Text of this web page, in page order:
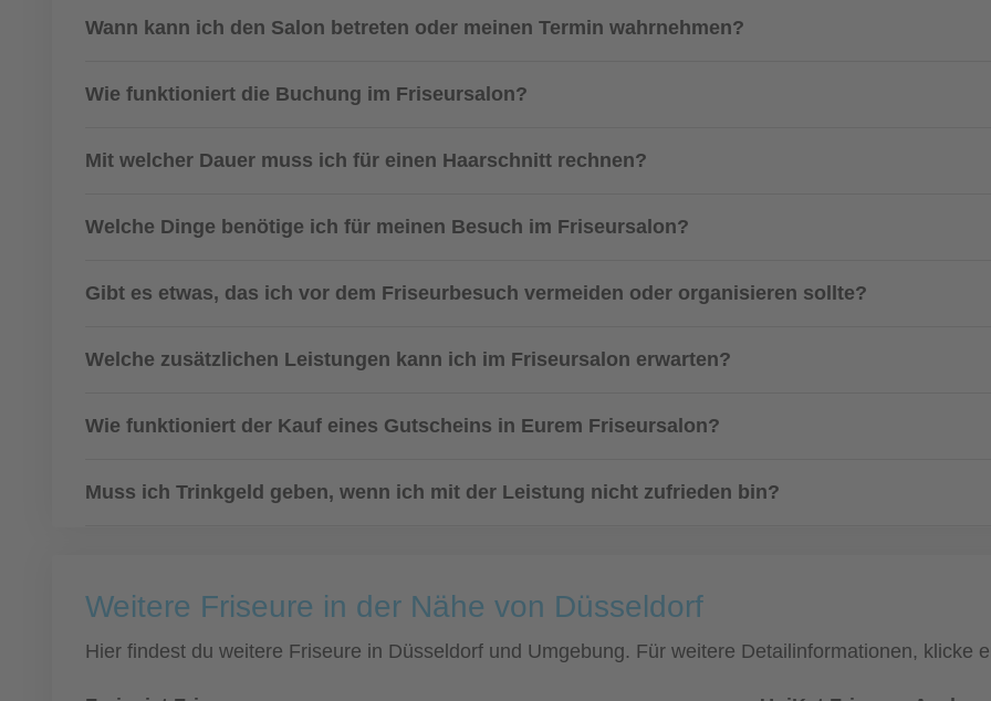
Wann kann ich den Salon betreten oder meinen Termin wahrnehmen?
Wie funktioniert die Buchung im Friseursalon?
Mit welcher Dauer muss ich für einen Haarschnitt rechnen?
Welche Dinge benötige ich für meinen Besuch im Friseursalon?
Gibt es etwas, das ich vor dem Friseurbesuch vermeiden oder organisieren sollte?
Welche zusätzlichen Leistungen kann ich im Friseursalon erwarten?
Wie funktioniert der Kauf eines Gutscheins in Eurem Friseursalon?
Muss ich Trinkgeld geben, wenn ich mit der Leistung nicht zufrieden bin?
Weitere Friseure in der Nähe von Düsseldorf
Hier findest du weitere Friseure in Düsseldorf und Umgebung. Für weitere Detailinformationen, klicke